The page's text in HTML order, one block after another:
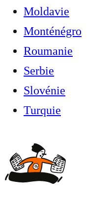
Moldavie
Monténégro
Roumanie
Serbie
Slovénie
Turquie